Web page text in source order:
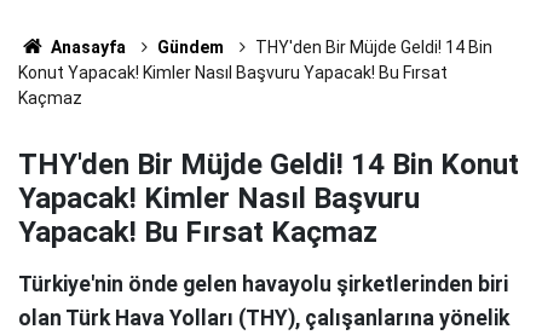
Anasayfa Gündem
THY'den Bir Müjde Geldi! 14 Bin
Konut Yapacak! Kimler Nasıl Başvuru Yapacak! Bu Fırsat
Kaçmaz
THY'den Bir Müjde Geldi! 14 Bin Konut
Yapacak! Kimler Nasıl Başvuru
Yapacak! Bu Fırsat Kaçmaz
Türkiye'nin önde gelen havayolu şirketlerinden biri
olan Türk Hava Yolları (THY), çalışanlarına yönelik